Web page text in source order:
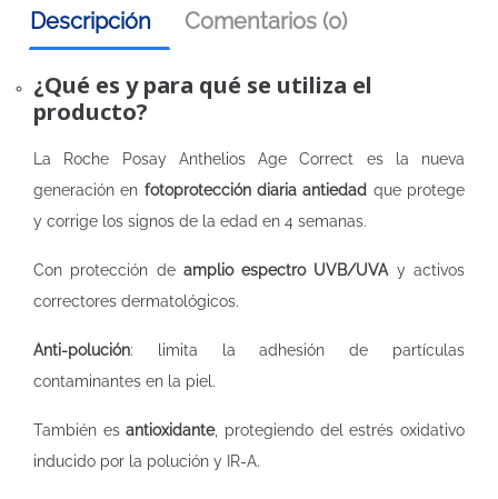
Descripción Comentarios (0)
¿Qué es y para qué se utiliza el
producto?
La Roche Posay Anthelios Age Correct es la nueva
generación en fotoprotección diaria antiedad que protege
y corrige los signos de la edad en 4 semanas.
Con protección de amplio espectro UVB/UVA y activos
correctores dermatológicos.
Anti-polución: limita la adhesión de partículas
contaminantes en la piel.
También esantioxidante, protegiendo del estrés oxidativo
inducido por la polución y IR-A.